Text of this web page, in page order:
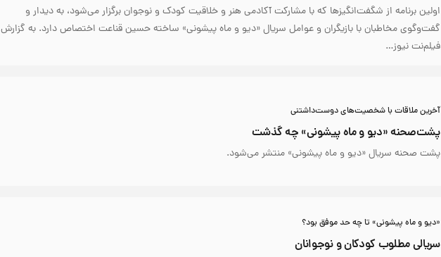
اولین برنامه از شگفت‌انگیز‌ها که با مشارکت آکادمی هنر و خلاقیت کودک و نوجوان برگزار می‌شود، به دیدار و
گفت‌وگوی مخاطبان با بازیگران و عوامل سریال «دیو و ماه پیشونی» ساخته حسین قناعت اختصاص دارد. به گزارش
فیلم‌نت ‌نیوز…
آخرین ملاقات با شخصیت‌های دوست‌داشتنی
پشت‌صحنه «دیو و ماه پیشونی» چه گذشت
پشت صحنه سریال «دیو و ماه پیشونی» منتشر می‌شود.
«دیو و ماه پیشونی» تا چه حد موفق بود؟
سریالی مطلوب کودکان و نوجوانان